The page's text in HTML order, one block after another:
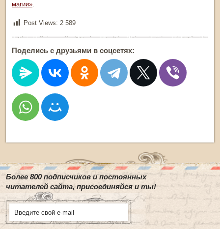
магии».
Post Views: 2 589
Поделись с друзьями в соцсетях:
Более 800 подписчиков и постоянных
читателей сайта, присоединяйся и ты!